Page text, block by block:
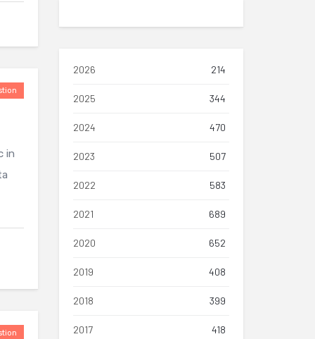
in
2026 214
2025 344
2024 470
2023 507
2022 583
2021 689
2020 652
2019 408
2018 399
2017 418